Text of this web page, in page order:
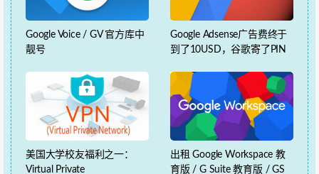
Google Voice / GV 官方库中
靓号
Google Adsense广告费终于
到了10USD，谷歌寄了PIN
美国大学校友福利之一：
Virtual Private
出租 Google Workspace 教
育版 / G Suite 教育版 / GS